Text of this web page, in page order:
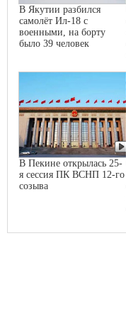
В Якутии разбился
самолёт Ил-18 с
военными, на борту
было 39 человек
В Пекине открылась 25-
я сессия ПК ВСНП 12-го
созыва